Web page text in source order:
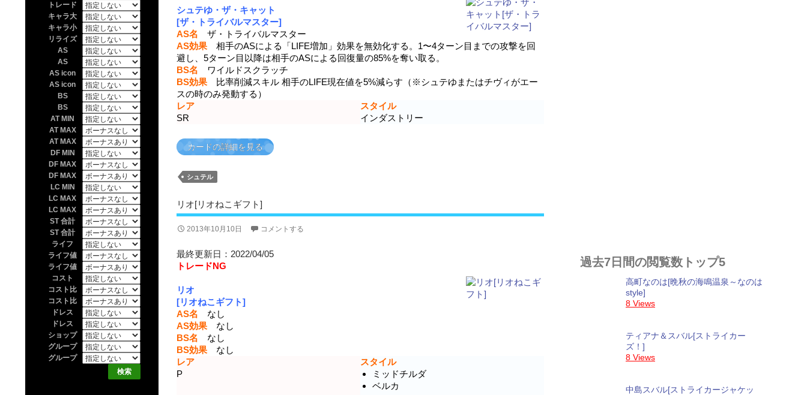
シュテゆ・ザ・キャット
[ザ・トライバルマスター]
AS名 ザ・トライバルマスター
AS効果 相手のASによる「LIFE増加」効果を無効化する。1〜4ターン目までの攻撃を回
避し、5ターン目以降は相手のASによる回復量の85%を奪い取る。
BS名 ワイルドスクラッチ
BS効果 比率削減スキル 相手のLIFE現在値を5%減らす（※シュテゆまたはチヴィがエー
スの時のみ発動する）
レア
スタイル
SR
インダストリー
カードの詳細を見る
シュテル
リオ[リオねこギフト]
2013年10月10日 コメントする
最終更新日：2022/04/05
トレードNG
リオ
[リオねこギフト]
AS名 なし
AS効果 なし
BS名 なし
BS効果 なし
レア
スタイル
P
ミッドチルダ
ベルカ
過去7日間の閲覧数トップ5
高町なのは[晩秋の海鳴温泉～なのは
style]
8 Views
ティアナ＆スバル[ストライカー
ズ！]
8 Views
中島スバル[ストライカージャケッ
トレード
キャラ大
キャラ小
リライズ
AS
AS
AS icon
AS icon
BS
BS
AT MIN
AT MAX
AT MAX
DF MIN
DF MAX
DF MAX
LC MIN
LC MAX
LC MAX
ST 合計
ST 合計
ライフ
ライフ値
ライフ値
コスト
コスト比
コスト比
ドレス
ドレス
ショップ
グループ
グループ